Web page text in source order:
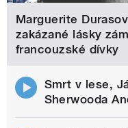
Marguerite
zakázané lásky
francouzské dívky
Smrt v lese,
Sherwooda